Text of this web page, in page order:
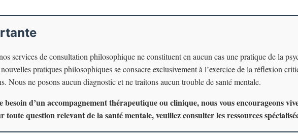
services de consultation philosophique ne constituent en aucun cas une pratique de la
pratiques philosophiques se consacre exclusivement à l’exercice de la réflexion
Nous ne posons aucun diagnostic et ne traitons aucun trouble de santé mentale.
besoin d’un accompagnement thérapeutique ou clinique, nous vous encourageons
toute question relevant de la santé mentale, veuillez consulter les ressources